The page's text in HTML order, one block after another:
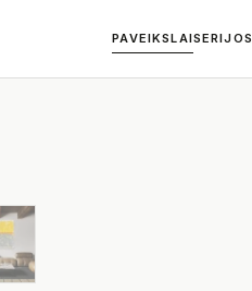
PAVEIKSLAISERIJOS